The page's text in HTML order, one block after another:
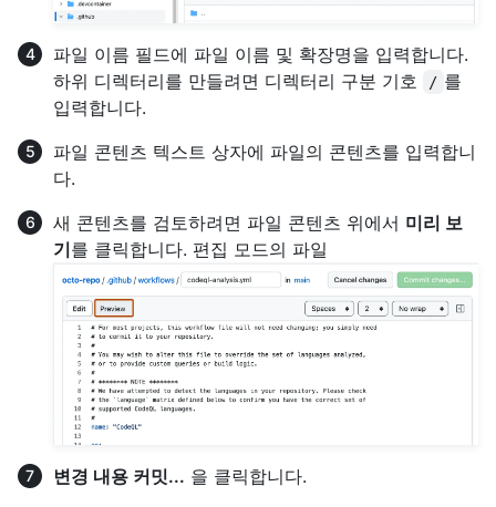
파일 이름 필드에 파일 이름 및 확장명을 입력합니다.
하위 디렉터리를 만들려면 디렉터리 구분 기호
/ 를
입력합니다.
파일 콘텐츠 텍스트 상자에 파일의 콘텐츠를 입력합니
다.
새 콘텐츠를 검토하려면 파일 콘텐츠 위에서 미리 보
기를 클릭합니다. 편집 모드의 파일
변경 내용 커밋... 을 클릭합니다.